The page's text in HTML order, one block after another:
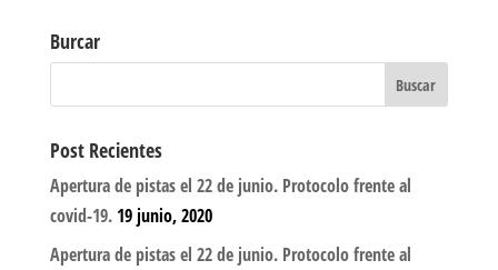
Burcar
Post Recientes
Apertura de pistas el 22 de junio. Protocolo frente al
covid-19. 19 junio, 2020
Apertura de pistas el 22 de junio. Protocolo frente al